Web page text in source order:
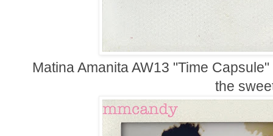
Matina Amanita AW13 "Time
the